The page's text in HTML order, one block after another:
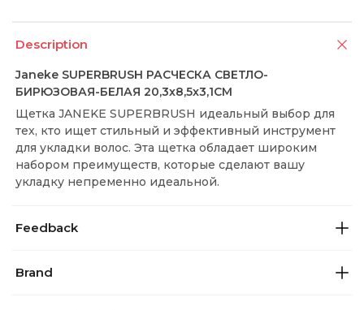
Description
Janeke SUPERBRUSH РАСЧЕСКА СВЕТЛО-
БИРЮЗОВАЯ-БЕЛАЯ 20,3x8,5x3,1СМ
Щетка JANEKE SUPERBRUSH идеальный выбор для
тех, кто ищет стильный и эффективный инструмент
для укладки волос. Эта щетка обладает широким
набором преимуществ, которые сделают вашу
укладку непременно идеальной.
Feedback
Brand